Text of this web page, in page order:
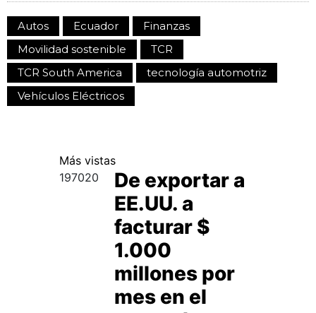
Autos Ecuador
Finanzas
Movilidad sostenible
TCR
TCR South America
tecnología automotriz
Vehículos Eléctricos
Más vistas
197020
De exportar a
EE.UU. a
facturar $
1.000
millones por
mes en el